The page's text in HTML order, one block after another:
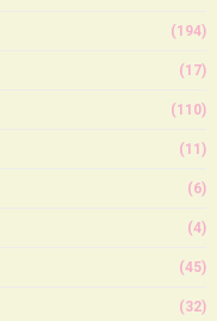
(194)
(17)
(110)
(11)
(6)
(4)
(45)
(32)